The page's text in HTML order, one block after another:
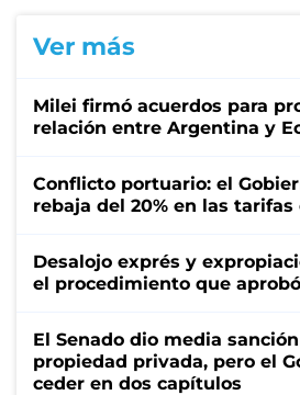
Ver más
Milei firmó acuerdos para
relación entre Argentina y
Conflicto portuario: el
rebaja del 20% en las
Desalojo exprés y
el procedimiento que
El Senado dio media
propiedad privada, pero el
ceder en dos capítulos